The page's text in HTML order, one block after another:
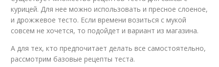
курицей. Для нее можно использовать и пресное слоеное,
и дрожжевое тесто. Если времени возиться с мукой
совсем не хочется, то подойдет и вариант из магазина.
А для тех, кто предпочитает делать все самостоятельно,
рассмотрим базовые рецепты теста.